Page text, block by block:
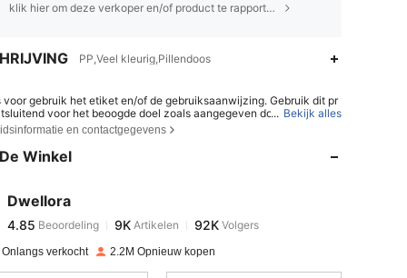
klik hier om deze verkoper en/of product te rapporteren.
PP,Veel kleurig,Pillendoos
voor gebruik het etiket en/of de gebruiksaanwijzing. Gebruik dit pr
voor het beoogde doel zoals aangegeven door de fabrika
het product niet als het beschadigd, verontreinigd, defect of abn
lijkt. Bewaar het product onder de omstandigheden zoals vermeld o
Buiten het bereik van kinderen houden.
... Bekijk alles
en contactgegevens
Winkel
Dwellora
4.85 9K 92K
4.85
4.85 Beoordeling
d***tbetaalde1 dag geleden
verkocht 2.2M Opnieuw kopen